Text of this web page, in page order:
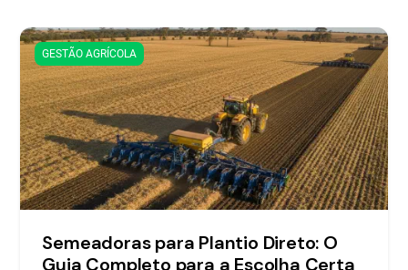
GESTÃO AGRÍCOLA
Semeadoras para Plantio Direto: O
Guia Completo para a Escolha Certa